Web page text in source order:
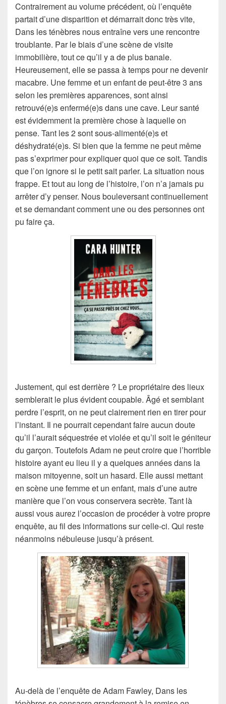
Contrairement au volume précédent, où l’enquête
partait d’une disparition et démarrait donc très vite,
Dans les ténèbres nous entraîne vers une rencontre
troublante. Par le biais d’une scène de visite
immobilière, tout ce qu’il y a de plus banale.
Heureusement, elle se passa à temps pour ne devenir
macabre. Une femme et un enfant de peut-être 3 ans
selon les premières apparences, sont ainsi
retrouvé(e)s enfermé(e)s dans une cave. Leur santé
est évidemment la première chose à laquelle on
pense. Tant les 2 sont sous-alimenté(e)s et
déshydraté(e)s. Si bien que la femme ne peut même
pas s’exprimer pour expliquer quoi que ce soit. Tandis
que l’on ignore si le petit sait parler. La situation nous
frappe. Et tout au long de l’histoire, l’on n’a jamais pu
arrêter d’y penser. Nous bouleversant continuellement
et se demandant comment une ou des personnes ont
pu faire ça.
Justement, qui est derrière ? Le propriétaire des lieux
semblerait le plus évident coupable. Âgé et semblant
perdre l’esprit, on ne peut clairement rien en tirer pour
l’instant. Il ne pourrait cependant faire aucun doute
qu’il l’aurait séquestrée et violée et qu’il soit le géniteur
du garçon. Toutefois Adam ne peut croire que l’horrible
histoire ayant eu lieu il y a quelques années dans la
maison mitoyenne, soit un hasard. Elle aussi mettant
en scène une femme et un enfant, mais d’une autre
manière que l’on vous conservera secrète. Tant là
aussi vous aurez l’occasion de procéder à votre propre
enquête, au fil des informations sur celle-ci. Qui reste
néanmoins nébuleuse jusqu’à présent.
Au-delà de l’enquête de Adam Fawley, Dans les